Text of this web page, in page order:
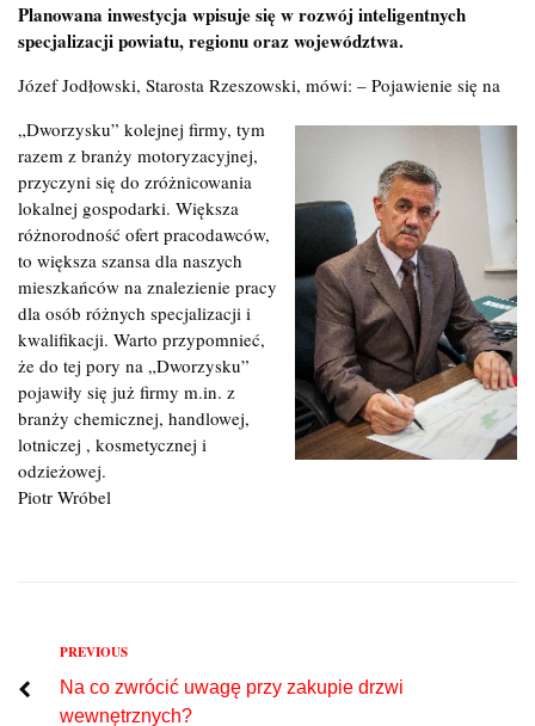
Planowana inwestycja wpisuje się w rozwój inteligentnych
specjalizacji powiatu, regionu oraz województwa.
Józef Jodłowski, Starosta Rzeszowski, mówi: – Pojawienie się na
„Dworzysku” kolejnej firmy, tym
razem z branży motoryzacyjnej,
przyczyni się do zróżnicowania
lokalnej gospodarki. Większa
różnorodność ofert pracodawców,
to większa szansa dla naszych
mieszkańców na znalezienie pracy
dla osób różnych specjalizacji i
kwalifikacji. Warto przypomnieć,
że do tej pory na „Dworzysku”
pojawiły się już firmy m.in. z
branży chemicznej, handlowej,
lotniczej , kosmetycznej i
odzieżowej.
Piotr Wróbel
Nawigacja
wpisu
Previous
PREVIOUS
Na co zwrócić uwagę przy zakupie drzwi
wewnętrznych?